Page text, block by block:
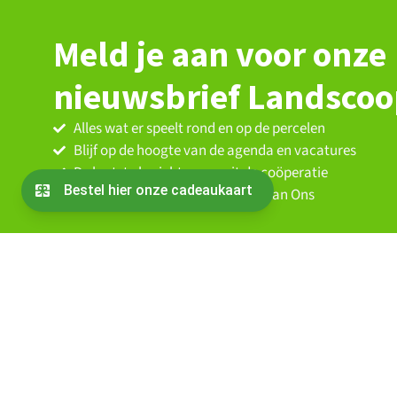
Meld je aan voor onze
nieuwsbrief
Alles wat er speelt rond en op de percelen
Blijf op de hoogte van de agenda en vacatures
De laatste berichten vanuit de coöperatie
Nieuws over partners en Oogst van Ons